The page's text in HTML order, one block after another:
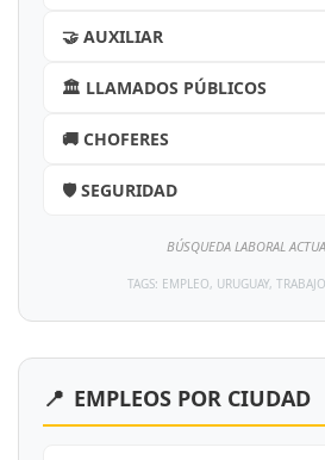
🤝 AUXILIAR
🏛️ LLAMADOS PÚBLICOS
🚚 CHOFERES
🛡️ SEGURIDAD
BÚSQUEDA LABORAL
TAGS: EMPLEO, URUGUAY,
📍 EMPLEOS POR CIUDAD